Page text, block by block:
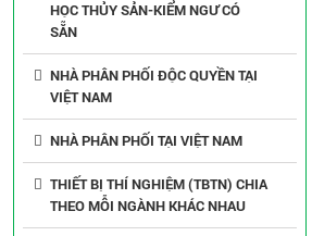
HỌC THỦY SẢN-KIỂM NGƯ CÓ
SẴN
NHÀ PHÂN PHỐI ĐỘC QUYỀN TẠI
VIỆT NAM
NHÀ PHÂN PHỐI TẠI VIỆT NAM
THIẾT BỊ THÍ NGHIỆM (TBTN) CHIA
THEO MỖI NGÀNH KHÁC NHAU